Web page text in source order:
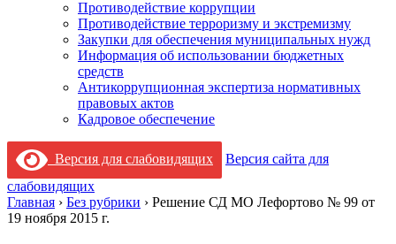
Противодействие коррупции
Противодействие терроризму и экстремизму
Закупки для обеспечения муниципальных нужд
Информация об использовании бюджетных
средств
Антикоррупционная экспертиза нормативных
правовых актов
Кадровое обеспечение
Версия для слабовидящих
Версия сайта для
слабовидящих
Главная › Без рубрики › Решение СД МО Лефортово № 99 от
19 ноября 2015 г.